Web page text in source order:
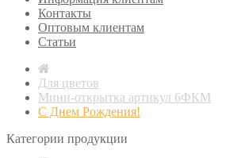
Контакты
Оптовым клиентам
Статьи
Для цветов
Мини-открытка артикул 6ФКМ
С Днем Рождения!
Категории продукции